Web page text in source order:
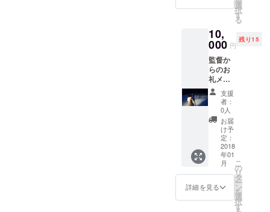
曲CD 2
曲入り
ント 監
督のメ
イン出
演 地上
波テレ
ビドラ
マDVD
プレゼ
ント
選
択
す
る
10,
000 円
残り15
監督か
らのお
礼メー
ル 監
督、好
きな女
優俳優
のサイ
ン エン
ドロー
ルクレ
ジット
監督の
作詞作
曲2曲入
りCD 奇
支援
者：
0人
お届
け予
定：
2018
年01
月
詳細を見る
こ
の
リ
タ
ー
ン
を
選
択
す